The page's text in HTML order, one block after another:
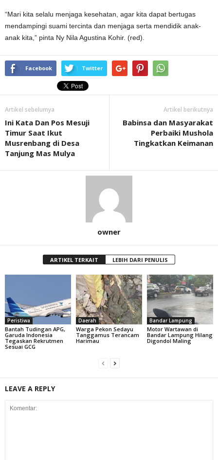
“Mari kita selalu menjaga kesehatan, agar kita dapat bertugas
mendampingi suami tercinta dan menjaga serta mendidik anak-
anak kita,” pinta Ny Nila Agustina Kohir. (red).
Facebook Twitter
Artikel sebelumya
Ini Kata Dan Pos Mesuji
Timur Saat Ikut
Musrenbang di Desa
Tanjung Mas Mulya
Artikel berikutnya
Babinsa dan Masyarakat
Perbaiki Mushola
Tingkatkan Keimanan
owner
ARTIKEL TERKAIT LEBIH DARI PENULIS
Peristiwa
Bantah Tudingan APG,
Garuda Indonesia
Tegaskan Rekrutmen
Sesuai GCG
Daerah
Warga Pekon Sedayu
Tanggamus Terancam
Harimau
Bandar Lampung
Motor Wartawan di
Bandar Lampung Hilang
Digondol Maling
LEAVE A REPLY